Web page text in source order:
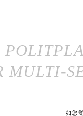
MULTI-
如您